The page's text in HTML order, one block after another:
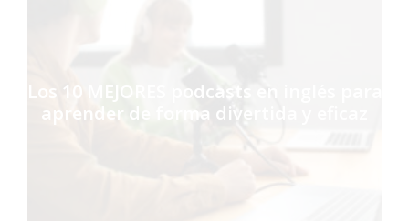
Los 10 MEJORES podcasts en inglés para
aprender de forma divertida y eficaz